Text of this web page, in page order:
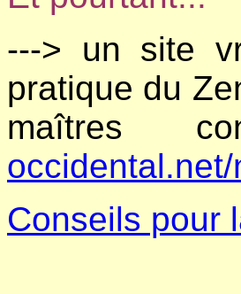
---> un site
pratique du
maîtres
Conseils pour